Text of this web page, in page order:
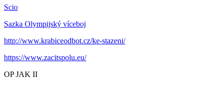
Scio
Sazka Olympijský víceboj
http://www.krabiceodbot.cz/ke-stazeni/
https://www.zacitspolu.eu/
OP JAK II